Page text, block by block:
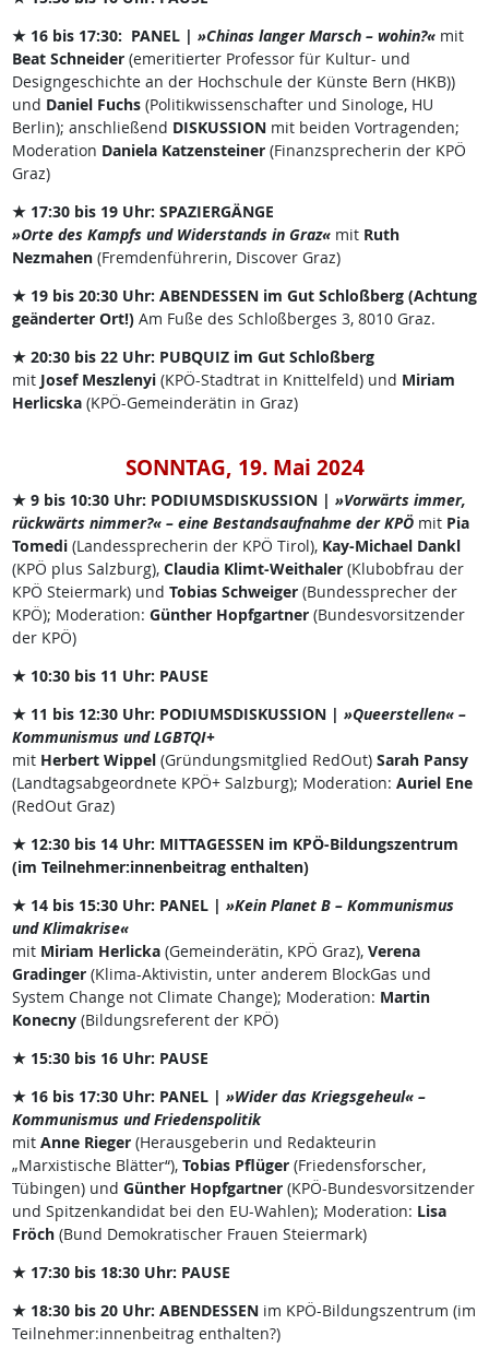
★ 16 bis 17:30: PANEL | »Chinas langer Marsch – wohin?« mit
Beat Schneider(emeritierter Professor für Kultur- und
Designgeschichte an der Hochschule der Künste Bern (HKB))
und Daniel Fuchs(Politikwissenschafter und Sinologe, HU
Berlin); anschließend DISKUSSION mit beiden Vortragenden;
Moderation Daniela Katzensteiner(Finanzsprecherin der KPÖ
Graz)
★ 17:30 bis 19 Uhr: SPAZIERGÄNGE
»Orte des Kampfs und Widerstands in Graz«mit Ruth
Nezmahen(Fremdenführerin, Discover Graz)
★ 19 bis 20:30 Uhr: ABENDESSEN im Gut Schloßberg (Achtung
geänderter Ort!) Am Fuße des Schloßberges 3, 8010 Graz.
★ 20:30 bis 22 Uhr: PUBQUIZ im Gut Schloßberg
mit Josef Meszlenyi(KPÖ-Stadtrat in Knittelfeld) und Miriam
Herlicska(KPÖ-Gemeinderätin in Graz)
SONNTAG, 19. Mai 2024
★ 9 bis 10:30 Uhr: PODIUMSDISKUSSION | »Vorwärts immer,
rückwärts nimmer?« – eine Bestandsaufnahme der KPÖ mit Pia
Tomedi(Landessprecherin der KPÖ Tirol), Kay-Michael Dankl
(KPÖ plus Salzburg), Claudia Klimt-Weithaler(Klubobfrau der
KPÖ Steiermark) und Tobias Schweiger(Bundessprecher der
KPÖ); Moderation: Günther Hopfgartner(Bundesvorsitzender
der KPÖ)
★ 10:30 bis 11 Uhr: PAUSE
★ 11 bis 12:30 Uhr: PODIUMSDISKUSSION | »Queerstellen« –
Kommunismus und LGBTQI+
mit Herbert Wippel(Gründungsmitglied RedOut) Sarah Pansy
(Landtagsabgeordnete KPÖ+ Salzburg); Moderation: Auriel Ene
(RedOut Graz)
★ 12:30 bis 14 Uhr: MITTAGESSEN im KPÖ-Bildungszentrum
(im Teilnehmer:innenbeitrag enthalten)
★ 14 bis 15:30 Uhr: PANEL | »Kein Planet B – Kommunismus
und Klimakrise«
mit Miriam Herlicka (Gemeinderätin, KPÖ Graz), Verena
Gradinger(Klima-Aktivistin, unter anderem BlockGas und
System Change not Climate Change); Moderation: Martin
Konecny(Bildungsreferent der KPÖ)
★ 15:30 bis 16 Uhr: PAUSE
★ 16 bis 17:30 Uhr: PANEL | »Wider das Kriegsgeheul« –
Kommunismus und Friedenspolitik
mit Anne Rieger(Herausgeberin und Redakteurin
„Marxistische Blätter“), Tobias Pflüger(Friedensforscher,
Tübingen) und Günther Hopfgartner(KPÖ-Bundesvorsitzender
und Spitzenkandidat bei den EU-Wahlen); Moderation: Lisa
Fröch(Bund Demokratischer Frauen Steiermark)
★ 17:30 bis 18:30 Uhr: PAUSE
★ 18:30 bis 20 Uhr: ABENDESSENim KPÖ-Bildungszentrum (im
Teilnehmer:innenbeitrag enthalten?)